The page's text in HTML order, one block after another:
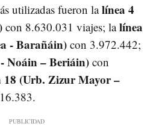
utilizadas fueron lalínea 4
con 8.630.031 viajes; lalínea
- Barañáin) con 3.972.442;
Noáin – Beriáin) con
(Urb. Zizur Mayor –